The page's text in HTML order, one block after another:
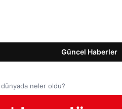
Güncel Haberler
neler oldu?